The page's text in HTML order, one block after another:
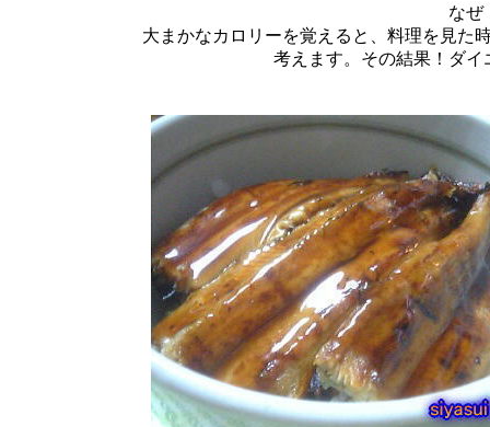
なぜ
大まかなカロリーを覚えると、料理を見た
考えます。その結果！ダ